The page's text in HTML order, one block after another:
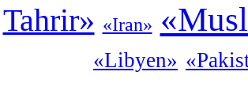
Tahrir» «Iran»
«Libyen»